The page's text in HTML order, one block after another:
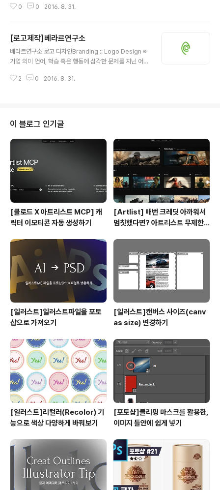
형테두리, 자유로움, 고급스러움 사각형 테두리안에 디자
태의 텍스트로 조합하여 디자인을 완성하였습니다.
0 0 2016. 8. 31.
[로고제작]베라르연구소
베라르연구소 로고 디자인Branding :: Logo Design ※
기업 의미 언어, 학습 혹은 행동에 심각한 문제를 지닌 어린
다른 청각을 지니고 있음을 확인할 수 있습니다. 그 어린이
500 헤르츠)보다는 주변 소음들(2000-8000 헤르츠)에
매우 민감한 청각을 지니고 있는데, 잘못된 청각을 바로잡
기 위해서 베라르 박사에 의해 고안된 AIT(Auditory Inte
gration Training)라는 치료법을 행하여 청각으로 인한
치유를 하는 연구소 입니다. ※ 브랜딩 의미/k..
2 0 2016. 8. 31.
이 블로그 인기글
[클로드 X 아트리스트 MCP] 캐
릭터 이모티콘 자동 생성하기
[Artlist] 매번 크레딧 아까워서
멈칫했다면? 아트리스트 무제한
[일러스트]일러스트파일을 포토
샵으로 가져오기
[일러스트]캔버스 사이즈(canv
as size) 변경하기
[일러스트]리컬러(Recolor) 기
능으로 색상 다양하게 바꿔보기
[포토샵]클리핑 마스크를 활용한,
이미지 틀안에 쉽게 넣기